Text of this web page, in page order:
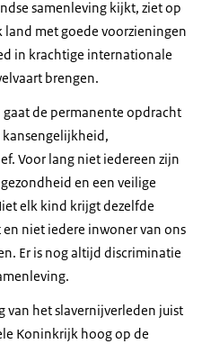
samenleving kijkt, ziet op
met goede voorzieningen
in krachtige internationale
brengen.
de permanente opdracht
Voor lang niet iedereen zijn
en een veilige
elk kind krijgt dezelfde
niet iedere inwoner van ons
Er is nog altijd discriminatie
het slavernijverleden juist
Koninkrijk hoog op de